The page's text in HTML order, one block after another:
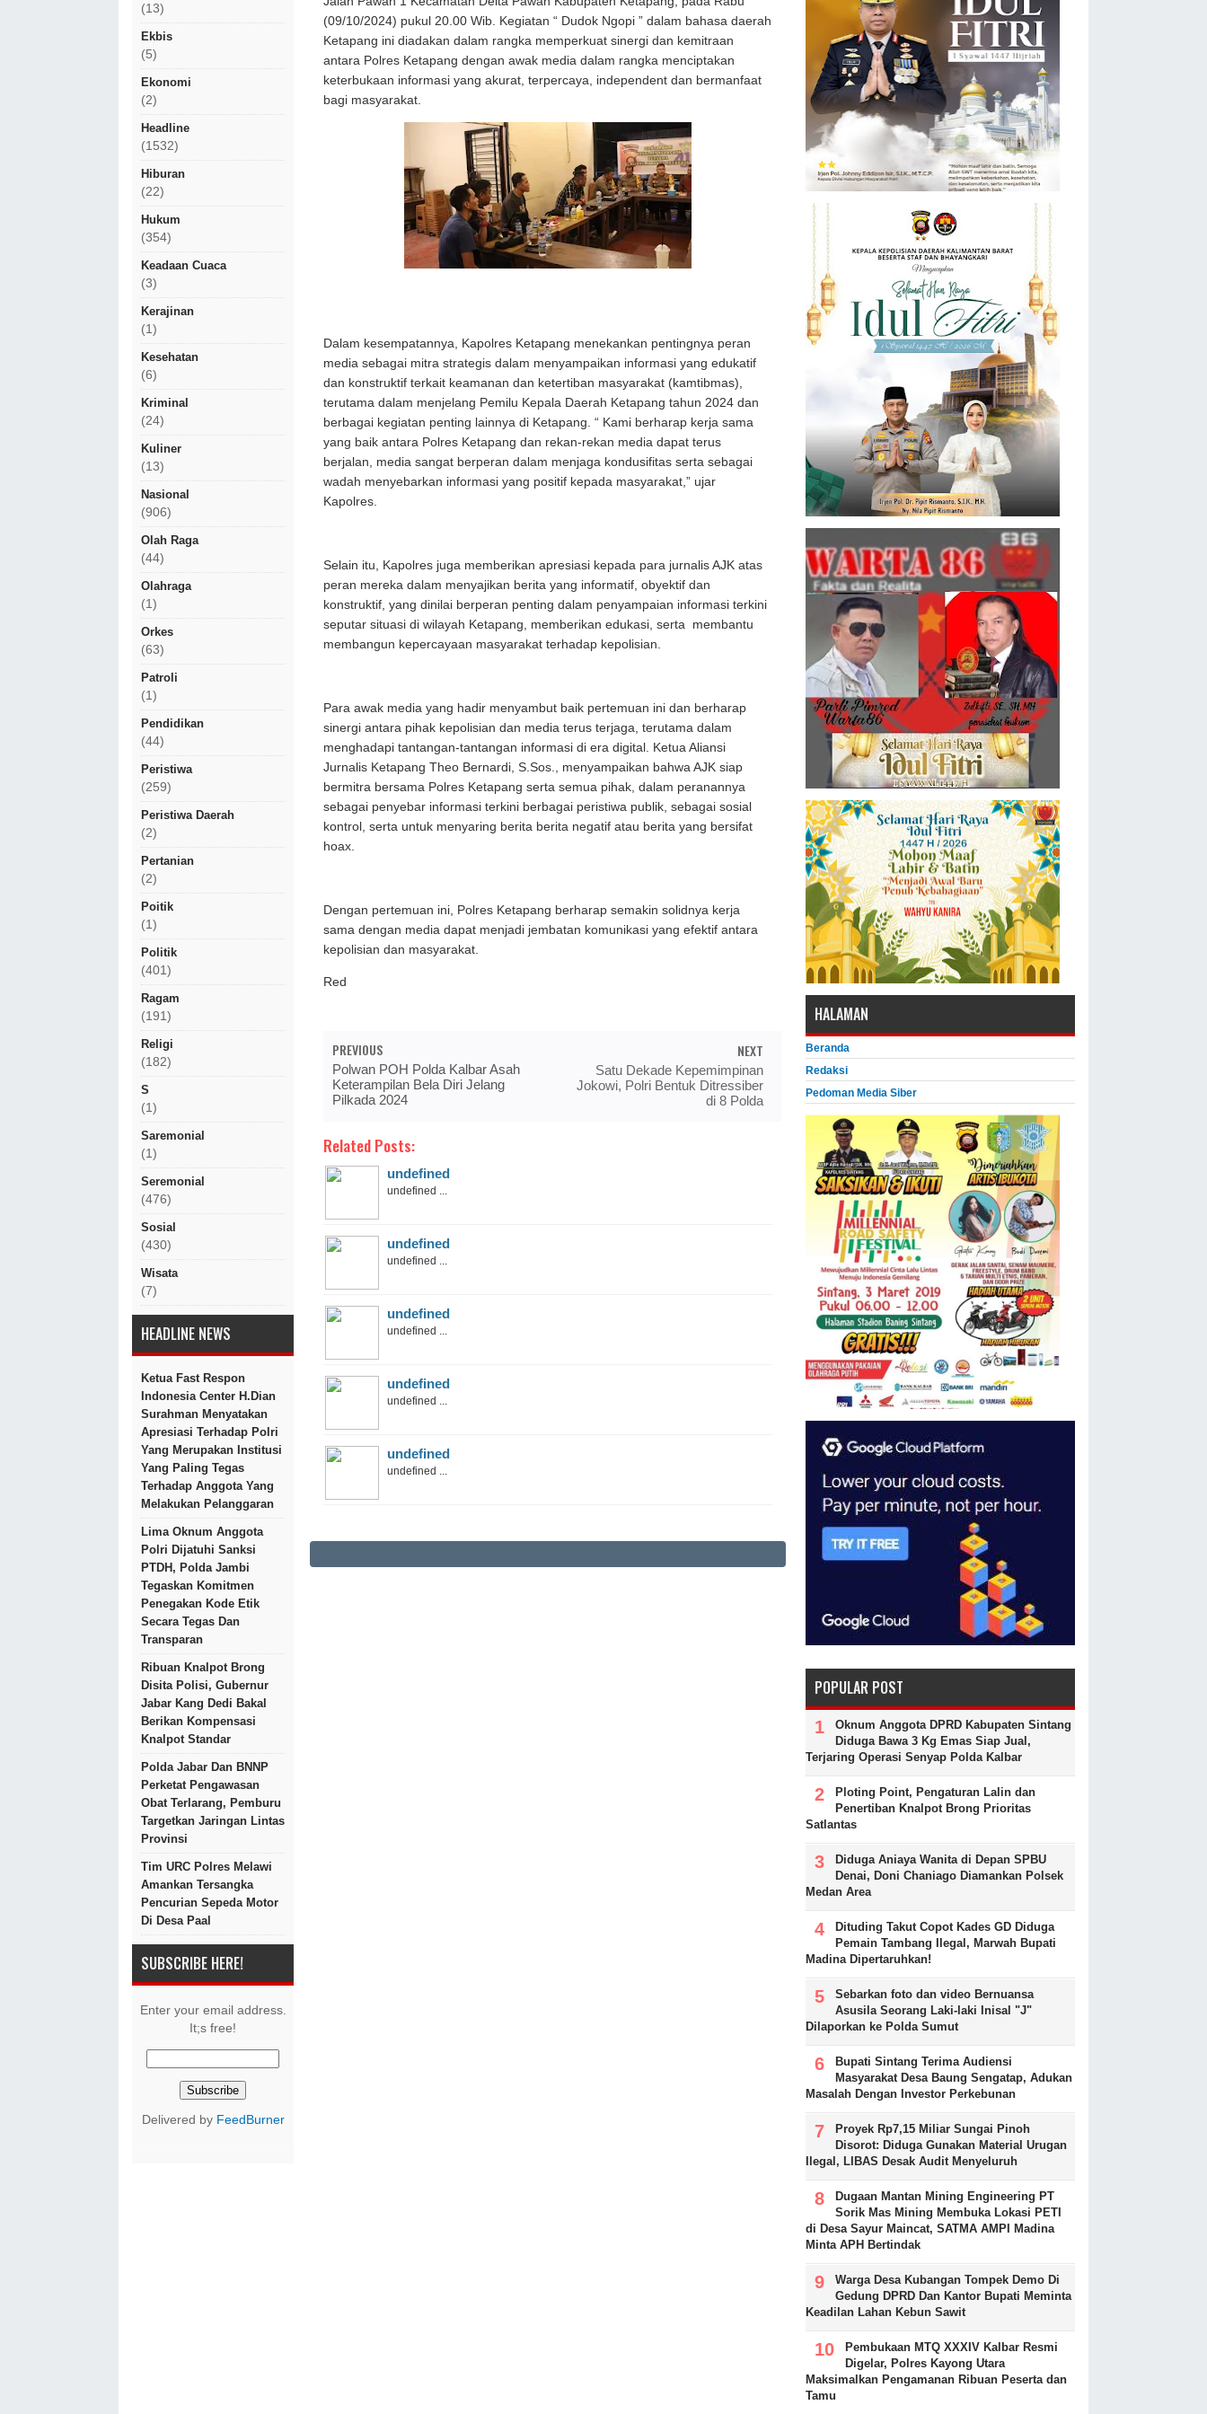
(13)
Ekbis
(5)
Ekonomi
(2)
Headline
(1532)
Hiburan
(22)
Hukum
(354)
Keadaan Cuaca
(3)
Kerajinan
(1)
Kesehatan
(6)
Kriminal
(24)
Kuliner
(13)
Nasional
(906)
Olah Raga
(44)
Olahraga
(1)
Orkes
(63)
Patroli
(1)
Pendidikan
(44)
Peristiwa
(259)
Peristiwa Daerah
(2)
Pertanian
(2)
Poitik
(1)
Politik
(401)
Ragam
(191)
Religi
(182)
S
(1)
Saremonial
(1)
Seremonial
(476)
Sosial
(430)
Wisata
(7)
HEADLINE NEWS
Ketua Fast Respon
Indonesia Center H.Dian
Surahman Menyatakan
Apresiasi Terhadap Polri
Yang Merupakan Institusi
Yang Paling Tegas
Terhadap Anggota Yang
Melakukan Pelanggaran
Lima Oknum Anggota
Polri Dijatuhi Sanksi
PTDH, Polda Jambi
Tegaskan Komitmen
Penegakan Kode Etik
Secara Tegas Dan
Transparan
Ribuan Knalpot Brong
Disita Polisi, Gubernur
Jabar Kang Dedi Bakal
Berikan Kompensasi
Knalpot Standar
Polda Jabar Dan BNNP
Perketat Pengawasan
Obat Terlarang, Pemburu
Targetkan Jaringan Lintas
Provinsi
Tim URC Polres Melawi
Amankan Tersangka
Pencurian Sepeda Motor
Di Desa Paal
SUBSCRIBE HERE!
Enter your email address.
It;s free!
Delivered by FeedBurner
(09/10/2024) pukul 20.00 Wib. Kegiatan “ Dudok Ngopi ” dalam bahasa daerah
Ketapang ini diadakan dalam rangka memperkuat sinergi dan kemitraan
antara Polres Ketapang dengan awak media dalam rangka menciptakan
keterbukaan informasi yang akurat, terpercaya, independent dan bermanfaat
bagi masyarakat.
Dalam kesempatannya, Kapolres Ketapang menekankan pentingnya peran
media sebagai mitra strategis dalam menyampaikan informasi yang edukatif
dan konstruktif terkait keamanan dan ketertiban masyarakat (kamtibmas),
terutama dalam menjelang Pemilu Kepala Daerah Ketapang tahun 2024 dan
berbagai kegiatan penting lainnya di Ketapang. “ Kami berharap kerja sama
yang baik antara Polres Ketapang dan rekan-rekan media dapat terus
berjalan, media sangat berperan dalam menjaga kondusifitas serta sebagai
wadah menyebarkan informasi yang positif kepada masyarakat,” ujar
Kapolres.
Selain itu, Kapolres juga memberikan apresiasi kepada para jurnalis AJK atas
peran mereka dalam menyajikan berita yang informatif, obyektif dan
konstruktif, yang dinilai berperan penting dalam penyampaian informasi terkini
seputar situasi di wilayah Ketapang, memberikan edukasi, serta membantu
membangun kepercayaan masyarakat terhadap kepolisian.
Para awak media yang hadir menyambut baik pertemuan ini dan berharap
sinergi antara pihak kepolisian dan media terus terjaga, terutama dalam
menghadapi tantangan-tantangan informasi di era digital. Ketua Aliansi
Jurnalis Ketapang Theo Bernardi, S.Sos., menyampaikan bahwa AJK siap
bermitra bersama Polres Ketapang serta semua pihak, dalam peranannya
sebagai penyebar informasi terkini berbagai peristiwa publik, sebagai sosial
kontrol, serta untuk menyaring berita berita negatif atau berita yang bersifat
hoax.
Dengan pertemuan ini, Polres Ketapang berharap semakin solidnya kerja
sama dengan media dapat menjadi jembatan komunikasi yang efektif antara
kepolisian dan masyarakat.
Red
PREVIOUS
Polwan POH Polda Kalbar Asah
Keterampilan Bela Diri Jelang
Pilkada 2024
NEXT
Satu Dekade Kepemimpinan
Jokowi, Polri Bentuk Ditressiber
di 8 Polda
Related Posts:
undefined
undefined ...
undefined
undefined ...
undefined
undefined ...
undefined
undefined ...
undefined
undefined ...
HALAMAN
Beranda
Redaksi
Pedoman Media Siber
POPULAR POST
Oknum Anggota DPRD Kabupaten Sintang
Diduga Bawa 3 Kg Emas Siap Jual,
Terjaring Operasi Senyap Polda Kalbar
Ploting Point, Pengaturan Lalin dan
Penertiban Knalpot Brong Prioritas
Satlantas
Diduga Aniaya Wanita di Depan SPBU
Denai, Doni Chaniago Diamankan Polsek
Medan Area
Dituding Takut Copot Kades GD Diduga
Pemain Tambang Ilegal, Marwah Bupati
Madina Dipertaruhkan!
Sebarkan foto dan video Bernuansa
Asusila Seorang Laki-laki Inisal "J"
Dilaporkan ke Polda Sumut
Bupati Sintang Terima Audiensi
Masyarakat Desa Baung Sengatap, Adukan
Masalah Dengan Investor Perkebunan
Proyek Rp7,15 Miliar Sungai Pinoh
Disorot: Diduga Gunakan Material Urugan
Ilegal, LIBAS Desak Audit Menyeluruh
Dugaan Mantan Mining Engineering PT
Sorik Mas Mining Membuka Lokasi PETI
di Desa Sayur Maincat, SATMA AMPI Madina
Minta APH Bertindak
Warga Desa Kubangan Tompek Demo Di
Gedung DPRD Dan Kantor Bupati Meminta
Keadilan Lahan Kebun Sawit
Pembukaan MTQ XXXIV Kalbar Resmi
Digelar, Polres Kayong Utara
Maksimalkan Pengamanan Ribuan Peserta dan
Tamu